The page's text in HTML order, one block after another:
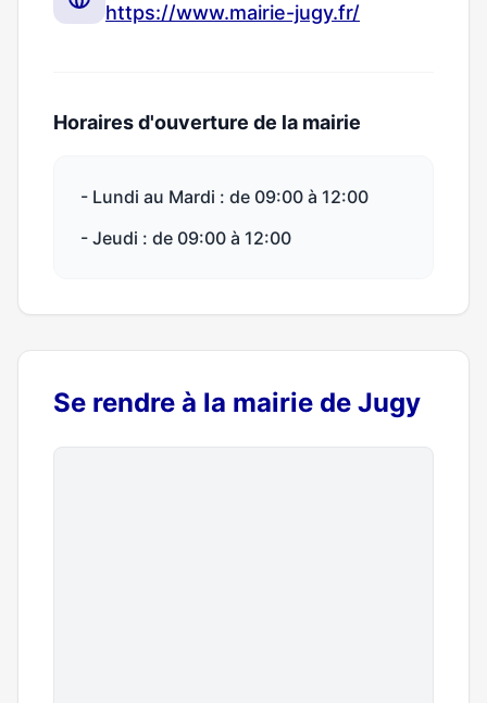
https://www.mairie-jugy.fr/
Horaires d'ouverture de la mairie
- Lundi au Mardi : de 09:00 à 12:00
- Jeudi : de 09:00 à 12:00
Se rendre à la mairie de Jugy